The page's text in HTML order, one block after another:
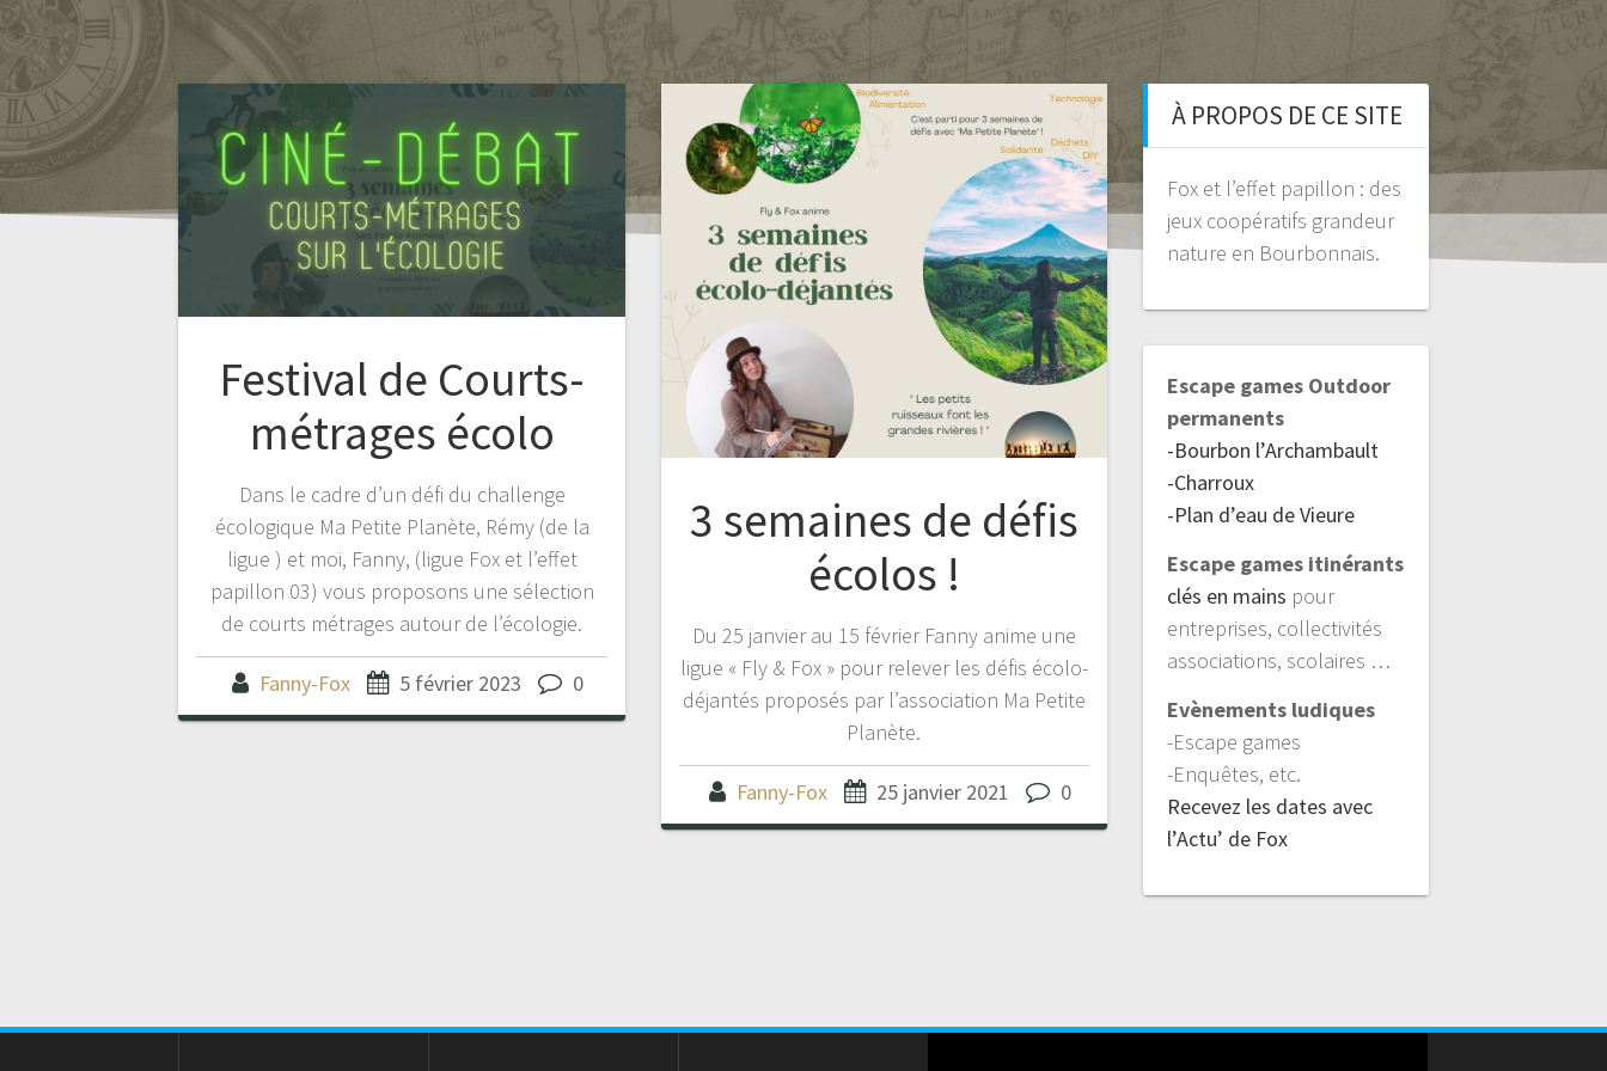
Festival de Courts-
métrages écolo
Dans le cadre d’un défi du challenge
écologique Ma Petite Planète, Rémy (de la
ligue ) et moi, Fanny, (ligue Fox et l’effet
papillon 03) vous proposons une sélection
de courts métrages autour de l’écologie.
Fanny-Fox 5 février 2023 0
3 semaines de défis
écolos !
Du 25 janvier au 15 février Fanny anime une
ligue « Fly & Fox » pour relever les défis écolo-
déjantés proposés par l’association Ma Petite
Planète.
Fanny-Fox 25 janvier 2021 0
À PROPOS DE CE SITE
Fox et l’effet papillon : des
jeux coopératifs grandeur
nature en Bourbonnais.
Escape games Outdoor
permanents
-Bourbon l’Archambault
-Charroux
-Plan d’eau de Vieure
Escape games itinérants
clés en mains pour
entreprises, collectivités
associations, scolaires …
Evènements ludiques
-Escape games
-Enquêtes, etc.
Recevez les dates avec
l’Actu’ de Fox